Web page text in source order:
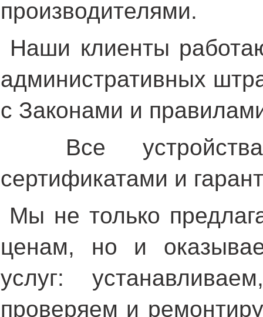
производителями.
Наши клиенты
административных
с Законами и
Все
сертификатами и
Мы не только
ценам, но и
услуг:
проверяем и